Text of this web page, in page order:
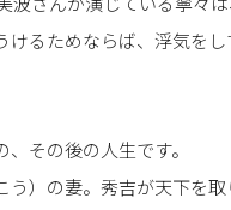
るためならば、浮気をし
その後の人生です。
）の妻。秀吉が天下を